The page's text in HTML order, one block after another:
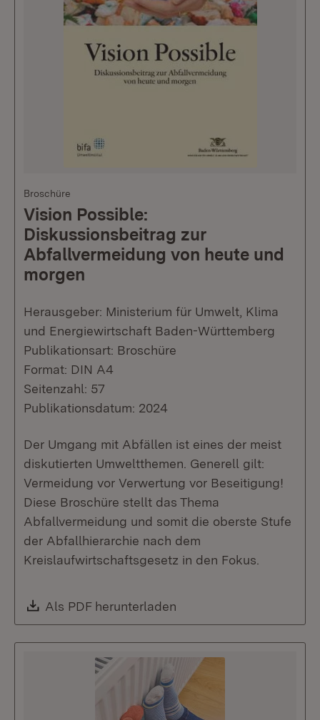
Broschüre
Vision Possible:
Diskussionsbeitrag zur
Abfallvermeidung von heute und
morgen
Herausgeber: Ministerium für Umwelt, Klima
und Energiewirtschaft Baden-Württemberg
Publikationsart: Broschüre
Format: DIN A4
Seitenzahl: 57
Publikationsdatum: 2024
Der Umgang mit Abfällen ist eines der meist
diskutierten Umweltthemen. Generell gilt:
Vermeidung vor Verwertung vor Beseitigung!
Diese Broschüre stellt das Thema
Abfallvermeidung und somit die oberste Stufe
der Abfallhierarchie nach dem
Kreislaufwirtschaftsgesetz in den Fokus.
Download:
Als PDF herunterladen